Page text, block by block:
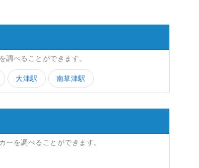
調べることができます。
大津駅 南草津駅
を調べることができます。